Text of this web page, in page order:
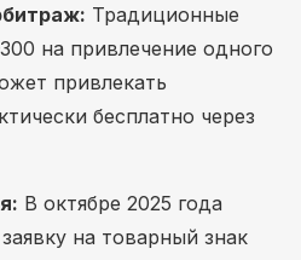
Традиционные
на привлечение одного
привлекать
бесплатно через
В октябре 2025 года
на товарный знак